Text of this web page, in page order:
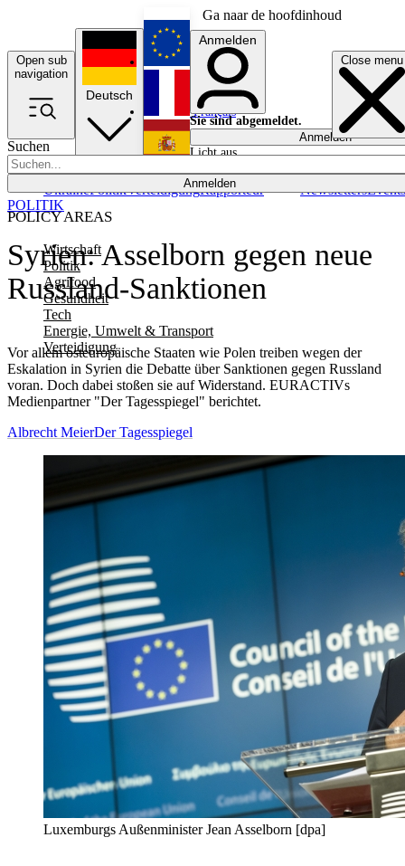
Ga naar de hoofdinhoud
Open sub
navigation
Close menu
Suchen
Anmelden
POLICY AREAS
Wirtschaft
Politik
Agrifood
Gesundheit
Tech
Energie, Umwelt & Transport
Verteidigung
UkrainePolitikVerteidigungRapporteur NewslettersEvents
Deutsch
English
Français
Anmelden
Sie sind abgemeldet.
Anmelden
Licht aus
Syrien: Asselborn gegen neue
Russland-Sanktionen
Vor allem osteuropäische Staaten wie Polen treiben wegen der
Eskalation in Syrien die Debatte über Sanktionen gegen Russland
voran. Doch dabei stoßen sie auf Widerstand. EURACTIVs
Medienpartner "Der Tagesspiegel" berichtet.
POLITIK
Albrecht MeierDer Tagesspiegel
Luxemburgs Außenminister Jean Asselborn [dpa]